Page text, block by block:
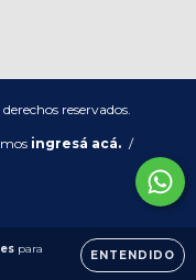
para
ENTENDIDO
reservados.
ingresá acá. /